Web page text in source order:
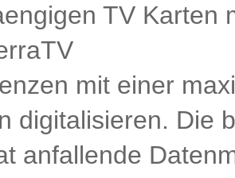
TV Karten
mit einer
digitalisieren. Die
anfallende